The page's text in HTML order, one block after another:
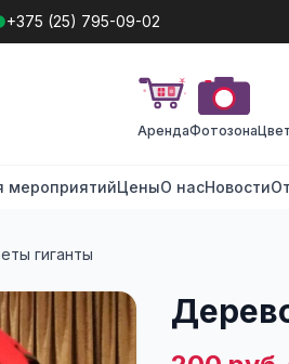
+375 (25) 795-09-02
АрендаФотозона
мероприятийЦеныО насНовости
гиганты